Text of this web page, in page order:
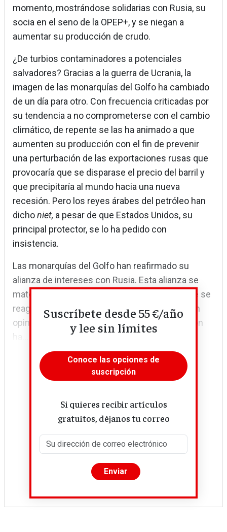
momento, mostrándose solidarias con Rusia, su
socia en el seno de la OPEP+, y se niegan a
aumentar su producción de crudo.
¿De turbios contaminadores a potenciales
salvadores? Gracias a la guerra de Ucrania, la
imagen de las monarquías del Golfo ha cambiado
de un día para otro. Con frecuencia criticadas por
su tendencia a no comprometerse con el cambio
climático, de repente se las ha animado a que
aumenten su producción con el fin de prevenir
una perturbación de las exportaciones rusas que
provocaría que se disparase el precio del barril y
que precipitaría al mundo hacia una nueva
recesión. Pero los reyes árabes del petróleo han
dichoniet, a pesar de que Estados Unidos, su
principal protector, se lo ha pedido con
insistencia.
Las monarquías del Golfo han reafirmado su
alianza de intereses con Rusia. Esta alianza se
materializa desde 2016 en la OPEP+, en ka que se
reagrupan los 23 productores del oro negro. En
opinión de sus miembros, la joven organización
Suscríbete desde 55 €/año
y lee sin límites
Conoce las opciones de
suscripción
Si quieres recibir artículos
gratuitos, déjanos tu correo